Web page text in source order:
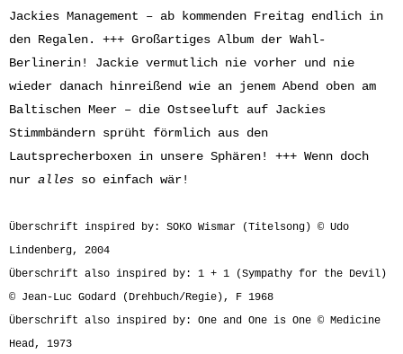
Jackies Management – ab kommenden Freitag endlich in
den Regalen. +++ Großartiges Album der Wahl-
Berlinerin! Jackie vermutlich nie vorher und nie
wieder danach hinreißend wie an jenem Abend oben am
Baltischen Meer – die Ostseeluft auf Jackies
Stimmbändern sprüht förmlich aus den
Lautsprecherboxen in unsere Sphären! +++ Wenn doch
nur alles so einfach wär!
Überschrift inspired by: SOKO Wismar (Titelsong) © Udo
Lindenberg, 2004
Überschrift also inspired by: 1 + 1 (Sympathy for the Devil)
© Jean-Luc Godard (Drehbuch/Regie), F 1968
Überschrift also inspired by: One and One is One © Medicine
Head, 1973